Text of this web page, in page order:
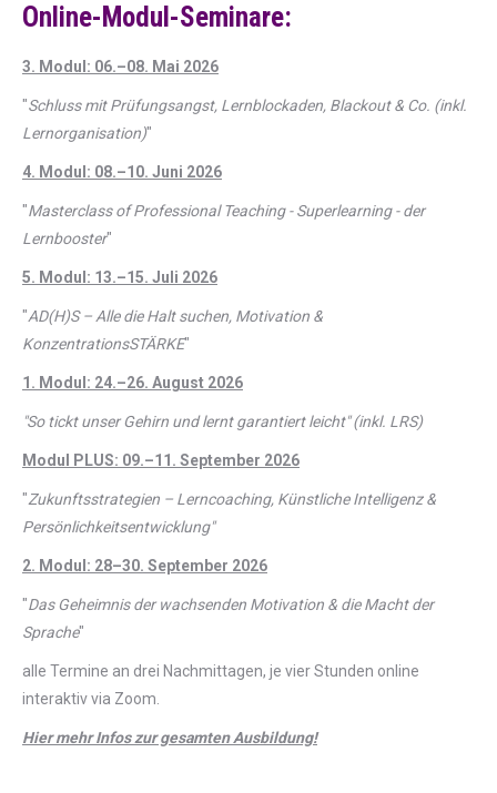
Online-Modul-Seminare:
3. Modul: 06.–08. Mai 2026
"Schluss mit Prüfungsangst, Lernblockaden, Blackout & Co. (inkl.
Lernorganisation)"
4. Modul: 08.–10. Juni 2026
"Masterclass of Professional Teaching - Superlearning - der
Lernbooster"
5. Modul: 13.–15. Juli 2026
"AD(H)S – Alle die Halt suchen, Motivation &
KonzentrationsSTÄRKE"
1. Modul: 24.–26. August 2026
"So tickt unser Gehirn und lernt garantiert leicht" (inkl. LRS)
Modul PLUS: 09.–11. September 2026
"Zukunftsstrategien – Lerncoaching, Künstliche Intelligenz &
Persönlichkeitsentwicklung"
2. Modul: 28–30. September 2026
"Das Geheimnis der wachsenden Motivation & die Macht der
Sprache"
alle Termine an drei Nachmittagen, je vier Stunden online
interaktiv via Zoom.
Hier mehr Infos zur gesamten Ausbildung!